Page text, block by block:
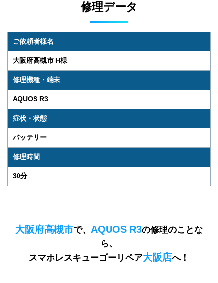
修理データ
ご依頼者様名
大阪府高槻市 H様
修理機種・端末
AQUOS R3
症状・状態
バッテリー
修理時間
30分
大阪府高槻市で、 AQUOS R3の修理のことな
ら、
スマホレスキューゴーリペア大阪店へ！